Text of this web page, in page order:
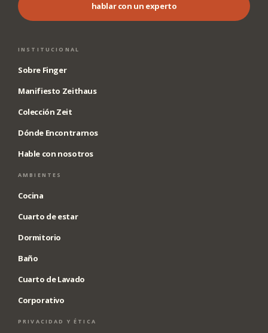
hablar con un experto
INSTITUCIONAL
Sobre Finger
Manifiesto Zeithaus
Colección Zeit
Dónde Encontrarnos
Hable con nosotros
AMBIENTES
Cocina
Cuarto de estar
Dormitorio
Baño
Cuarto de Lavado
Corporativo
PRIVACIDAD Y ÉTICA